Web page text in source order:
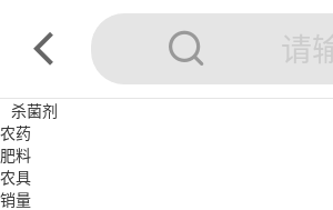
杀菌剂
农药
肥料
农具
销量